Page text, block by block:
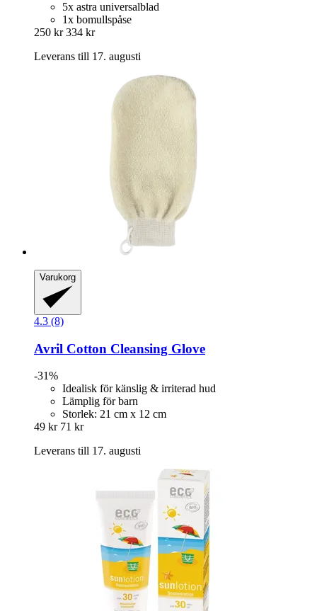
5x astra universalblad
1x bomullspåse
250 kr 334 kr
Leverans till 17. augusti
Varukorg
4.3 (8)
Avril Cotton Cleansing Glove
-31%
Idealisk för känslig & irriterad hud
Lämplig för barn
Storlek: 21 cm x 12 cm
49 kr 71 kr
Leverans till 17. augusti